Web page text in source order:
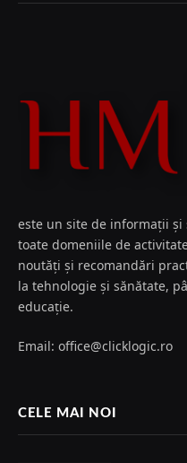
este un site de informații și
toate domeniile de
noutăți și recomandări
la tehnologie și sănătate,
educație.
Email: office@clicklogic.ro
CELE MAI NOI